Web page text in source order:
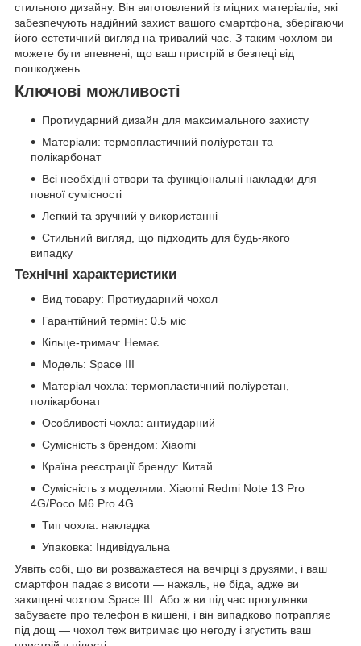
стильного дизайну. Він виготовлений із міцних матеріалів, які
забезпечують надійний захист вашого смартфона, зберігаючи
його естетичний вигляд на тривалий час. З таким чохлом ви
можете бути впевнені, що ваш пристрій в безпеці від
пошкоджень.
Ключові можливості
Протиударний дизайн для максимального захисту
Матеріали: термопластичний поліуретан та
полікарбонат
Всі необхідні отвори та функціональні накладки для
повної сумісності
Легкий та зручний у використанні
Стильний вигляд, що підходить для будь-якого
випадку
Технічні характеристики
Вид товару: Протиударний чохол
Гарантійний термін: 0.5 міс
Кільце-тримач: Немає
Модель: Space III
Матеріал чохла: термопластичний поліуретан,
полікарбонат
Особливості чохла: антиударний
Сумісність з брендом: Xiaomi
Країна реєстрації бренду: Китай
Сумісність з моделями: Xiaomi Redmi Note 13 Pro
4G/Poco M6 Pro 4G
Тип чохла: накладка
Упаковка: Індивідуальна
Уявіть собі, що ви розважаєтеся на вечірці з друзями, і ваш
смартфон падає з висоти — нажаль, не біда, адже ви
захищені чохлом Space III. Або ж ви під час прогулянки
забуваєте про телефон в кишені, і він випадково потрапляє
під дощ — чохол теж витримає цю негоду і згустить ваш